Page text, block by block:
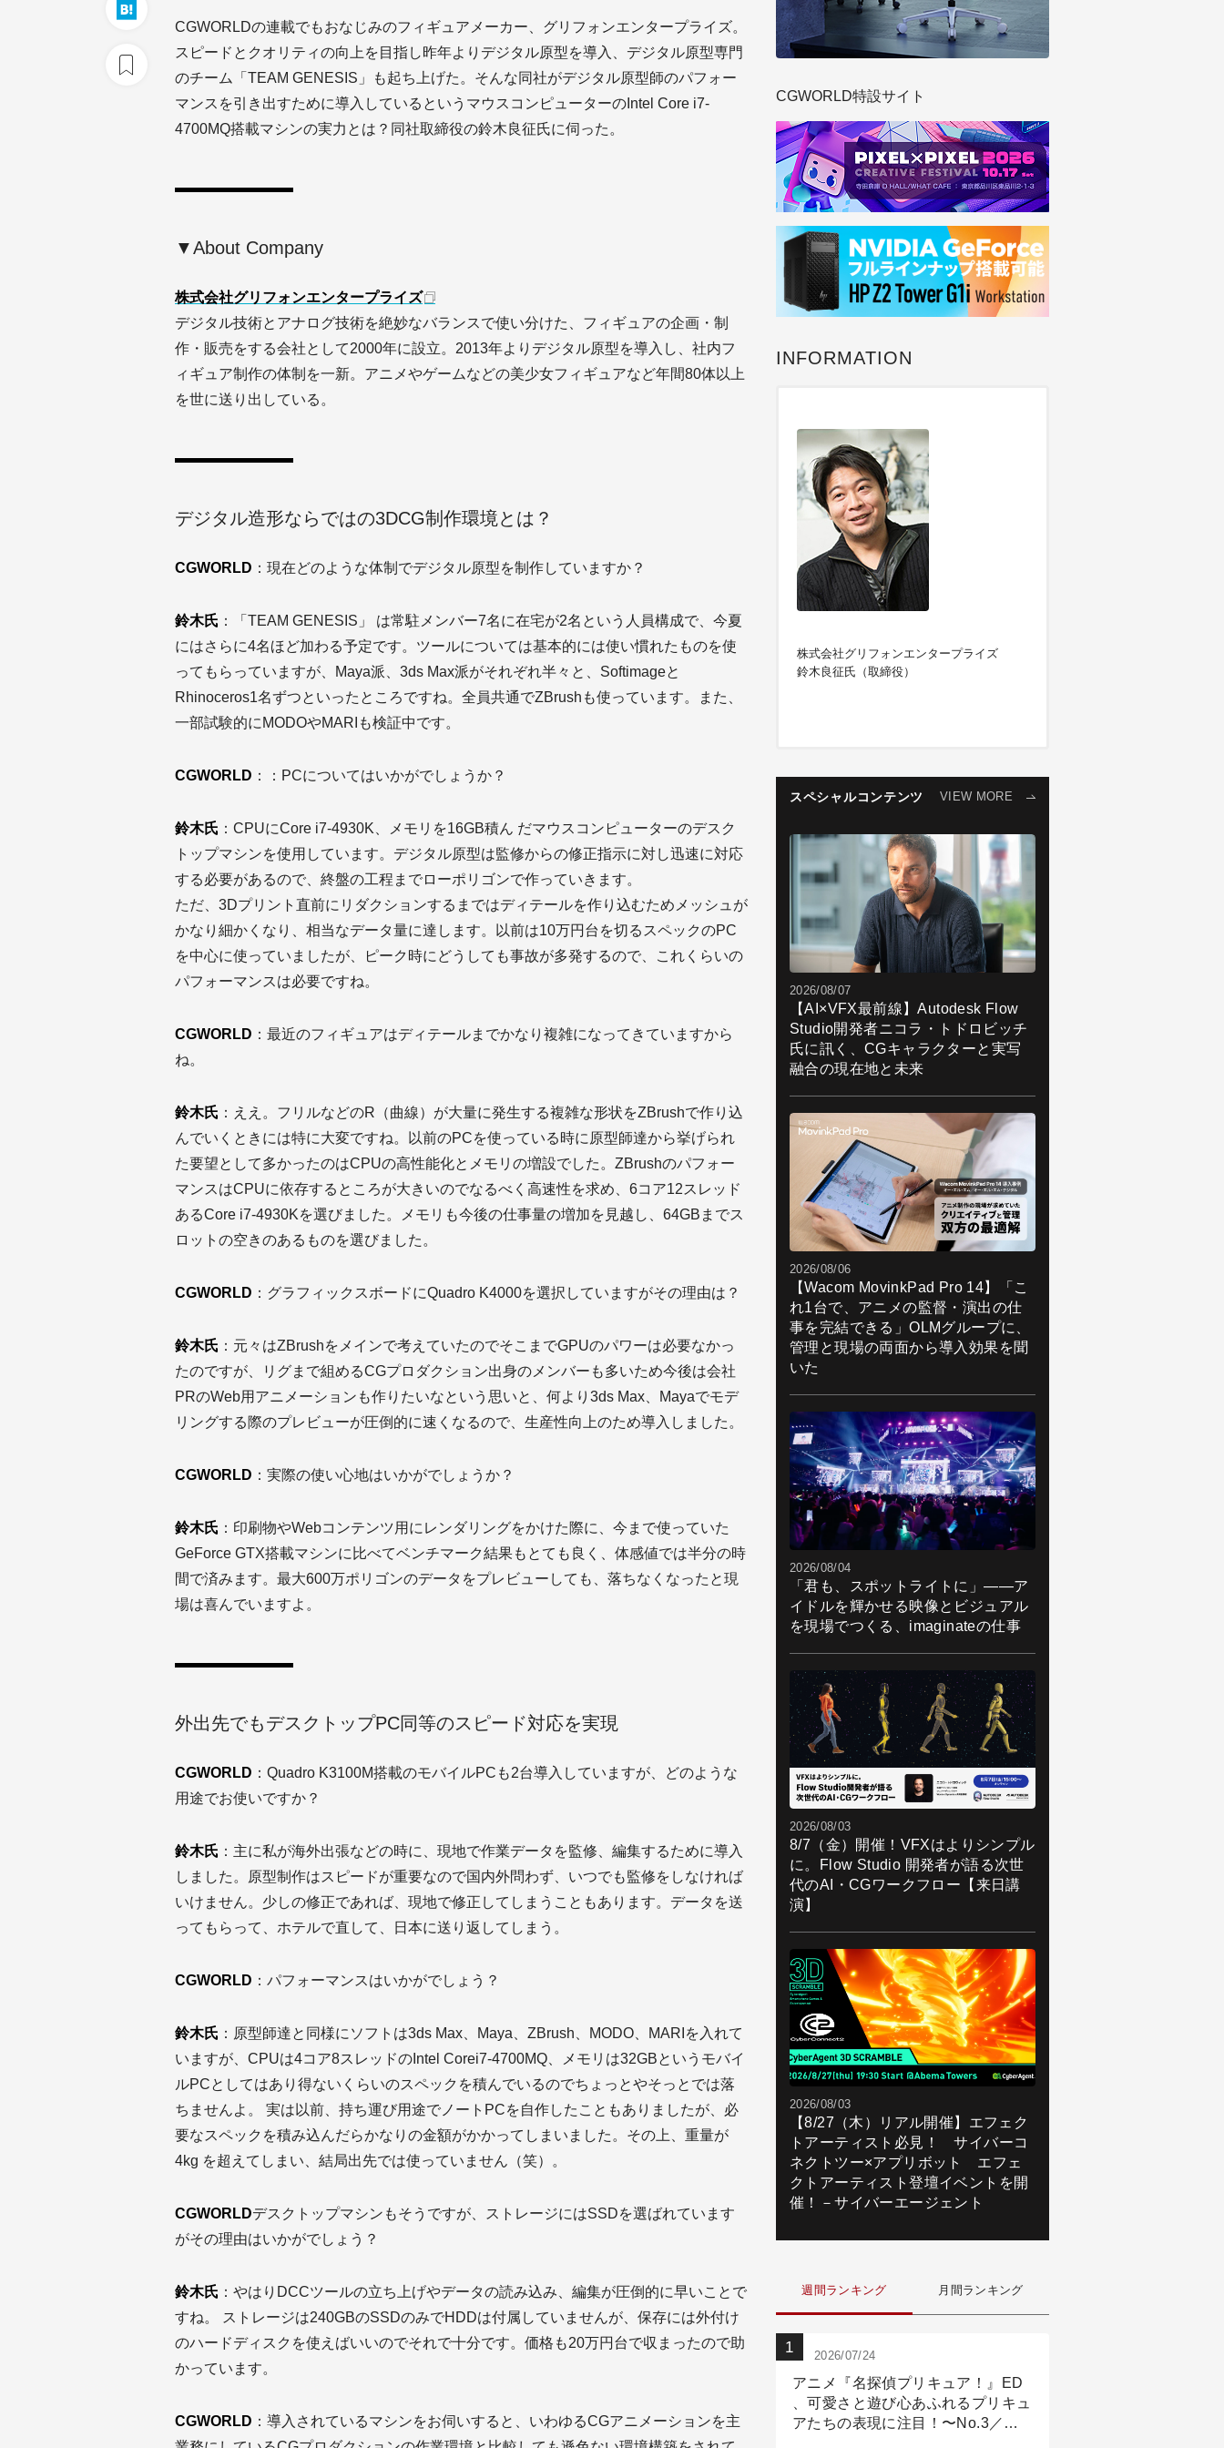
CGWORLDの連載でもおなじみのフィギュアメーカー、グリフォンエンタープライズ。
スピードとクオリティの向上を目指し昨年よりデジタル原型を導入、デジタル原型専門
のチーム「TEAM GENESIS」も起ち上げた。そんな同社がデジタル原型師のパフォー
マンスを引き出すために導入しているというマウスコンピューターのIntel Core i7-
4700MQ搭載マシンの実力とは？同社取締役の鈴木良征氏に伺った。
▼About Company
株式会社グリフォンエンタープライズ
デジタル技術とアナログ技術を絶妙なバランスで使い分けた、フィギュアの企画・制
作・販売をする会社として2000年に設立。2013年よりデジタル原型を導入し、社内フ
ィギュア制作の体制を一新。アニメやゲームなどの美少女フィギュアなど年間80体以上
を世に送り出している。
デジタル造形ならではの3DCG制作環境とは？
CGWORLD ：現在どのような体制でデジタル原型を制作していますか？
鈴木氏 ：「TEAM GENESIS」 は常駐メンバー7名に在宅が2名という人員構成で、今夏
にはさらに4名ほど加わる予定です。ツールについては基本的には使い慣れたものを使
ってもらっていますが、Maya派、3ds Max派がそれぞれ半々と、Softimageと
Rhinoceros1名ずつといったところですね。全員共通でZBrushも使っています。また、
一部試験的にMODOやMARIも検証中です。
CGWORLD ：：PCについてはいかがでしょうか？
鈴木氏 ：CPUにCore i7-4930K、メモリを16GB積ん だマウスコンピューターのデスク
トップマシンを使用しています。デジタル原型は監修からの修正指示に対し迅速に対応
する必要があるので、終盤の工程までローポリゴンで作っていきます。
ただ、3Dプリント直前にリダクションするまではディテールを作り込むためメッシュが
かなり細かくなり、相当なデータ量に達します。以前は10万円台を切るスペックのPC
を中心に使っていましたが、ピーク時にどうしても事故が多発するので、これくらいの
パフォーマンスは必要ですね。
CGWORLD ：最近のフィギュアはディテールまでかなり複雑になってきていますから
ね。
鈴木氏 ：ええ。フリルなどのR（曲線）が大量に発生する複雑な形状をZBrushで作り込
んでいくときには特に大変ですね。以前のPCを使っている時に原型師達から挙げられ
た要望として多かったのはCPUの高性能化とメモリの増設でした。ZBrushのパフォー
マンスはCPUに依存するところが大きいのでなるべく高速性を求め、6コア12スレッド
あるCore i7-4930Kを選びました。メモリも今後の仕事量の増加を見越し、64GBまでス
ロットの空きのあるものを選びました。
CGWORLD ：グラフィックスボードにQuadro K4000を選択していますがその理由は？
鈴木氏 ：元々はZBrushをメインで考えていたのでそこまでGPUのパワーは必要なかっ
たのですが、リグまで組めるCGプロダクション出身のメンバーも多いため今後は会社
PRのWeb用アニメーションも作りたいなという思いと、何より3ds Max、Mayaでモデ
リングする際のプレビューが圧倒的に速くなるので、生産性向上のため導入しました。
CGWORLD ：実際の使い心地はいかがでしょうか？
鈴木氏 ：印刷物やWebコンテンツ用にレンダリングをかけた際に、今まで使っていた
GeForce GTX搭載マシンに比べてベンチマーク結果もとても良く、体感値では半分の時
間で済みます。最大600万ポリゴンのデータをプレビューしても、落ちなくなったと現
場は喜んでいますよ。
外出先でもデスクトップPC同等のスピード対応を実現
CGWORLD ：Quadro K3100M搭載のモバイルPCも2台導入していますが、どのような
用途でお使いですか？
鈴木氏 ：主に私が海外出張などの時に、現地で作業データを監修、編集するために導入
しました。原型制作はスピードが重要なので国内外問わず、いつでも監修をしなければ
いけません。少しの修正であれば、現地で修正してしまうこともあります。データを送
ってもらって、ホテルで直して、日本に送り返してしまう。
CGWORLD ：パフォーマンスはいかがでしょう？
鈴木氏 ：原型師達と同様にソフトは3ds Max、Maya、ZBrush、MODO、MARIを入れて
いますが、CPUは4コア8スレッドのIntel Corei7-4700MQ、メモリは32GBというモバイ
ルPCとしてはあり得ないくらいのスペックを積んでいるのでちょっとやそっとでは落
ちませんよ。 実は以前、持ち運び用途でノートPCを自作したこともありましたが、必
要なスペックを積み込んだらかなりの金額がかかってしまいました。その上、重量が
4kg を超えてしまい、結局出先では使っていません（笑）。
CGWORLDデスクトップマシンもそうですが、ストレージにはSSDを選ばれています
がその理由はいかがでしょう？
鈴木氏 ：やはりDCCツールの立ち上げやデータの読み込み、編集が圧倒的に早いことで
すね。 ストレージは240GBのSSDのみでHDDは付属していませんが、保存には外付け
のハードディスクを使えばいいのでそれで十分です。価格も20万円台で収まったので助
かっています。
CGWORLD ：導入されているマシンをお伺いすると、いわゆるCGアニメーションを主
CGWORLD特設サイト
INFORMATION
株式会社グリフォンエンタープライズ
鈴木良征氏（取締役）
18 時、土日祝：10 ～ 20 時）
時 ※ 年末年始を除き無休）
製品の購入はこちら
スペシャルコンテンツ VIEW MORE
2026/08/07
【AI×VFX最前線】Autodesk Flow
Studio開発者ニコラ・トドロビッチ
氏に訊く、CGキャラクターと実写
融合の現在地と未来
2026/08/06
【Wacom MovinkPad Pro 14】「こ
れ1台で、アニメの監督・演出の仕
事を完結できる」OLMグループに、
管理と現場の両面から導入効果を聞
いた
2026/08/04
「君も、スポットライトに」――ア
イドルを輝かせる映像とビジュアル
を現場でつくる、imaginateの仕事
2026/08/03
8/7（金）開催！VFXはよりシンプル
に。Flow Studio 開発者が語る次世
代のAI・CGワークフロー【来日講
演】
2026/08/03
【8/27（木）リアル開催】エフェク
トアーティスト必見！ サイバーコ
ネクトツー×アプリボット エフェ
クトアーティスト登壇イベントを開
催！－サイバーエージェント
週間ランキング 月間ランキング
2026/07/24
アニメ『名探偵プリキュア！』ED
、可愛さと遊び心あふれるプリキュ
アたちの表現に注目！〜No.3／ア